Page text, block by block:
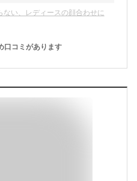
い、レディースの顔合わせに
口コミがあります